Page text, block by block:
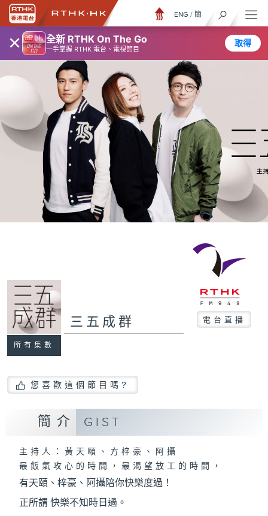
× 全新 RTHK On The Go
一手掌握 RTHK 電台、電視節目
取得
ENG / 簡
所有集數
三五成群 電台直播
您喜歡這個節目嗎?
簡介 GIST
主持人：黃天頤、方梓豪、阿攝
最飯氣攻心的時間，最渴望放工的時間，
有天頤、梓豪、阿攝陪你快樂度過！
正所謂 快樂不知時日過。